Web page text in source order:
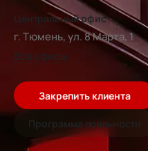
Центральный офис
г. Тюмень, ул. 8 Марта, 1
Все офисы
Закрепить клиента
Программа лояльности